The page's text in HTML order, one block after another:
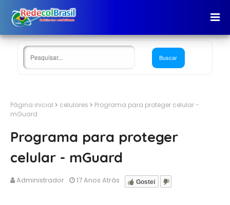
Página inicial celulares
Programa para proteger celular -
mGuard
Programa para proteger
celular - mGuard
Administrador Gostei
17 Anos Atrás